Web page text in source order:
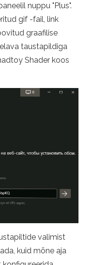
nuppu "Plus".
gif -fail, link
graafilise
taustapildiga
Shader koos
valimist
kuid mõne aja